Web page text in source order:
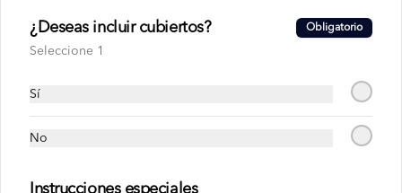
$1.99
¿Deseas incluir cubiertos? Obligatorio
Seleccione 1
Sí
No
Instrucciones especiales